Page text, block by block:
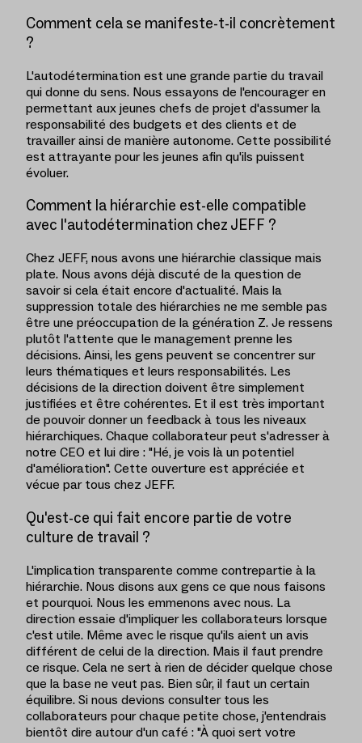
Comment cela se manifeste-t-il concrètement
?
L'autodétermination est une grande partie du travail
qui donne du sens. Nous essayons de l'encourager en
permettant aux jeunes chefs de projet d'assumer la
responsabilité des budgets et des clients et de
travailler ainsi de manière autonome. Cette possibilité
est attrayante pour les jeunes afin qu'ils puissent
évoluer.
Comment la hiérarchie est-elle compatible
avec l'autodétermination chez JEFF ?
Chez JEFF, nous avons une hiérarchie classique mais
plate. Nous avons déjà discuté de la question de
savoir si cela était encore d'actualité. Mais la
suppression totale des hiérarchies ne me semble pas
être une préoccupation de la génération Z. Je ressens
plutôt l'attente que le management prenne les
décisions. Ainsi, les gens peuvent se concentrer sur
leurs thématiques et leurs responsabilités. Les
décisions de la direction doivent être simplement
justifiées et être cohérentes. Et il est très important
de pouvoir donner un feedback à tous les niveaux
hiérarchiques. Chaque collaborateur peut s'adresser à
notre CEO et lui dire : "Hé, je vois là un potentiel
d'amélioration". Cette ouverture est appréciée et
vécue par tous chez JEFF.
Qu'est-ce qui fait encore partie de votre
culture de travail ?
L'implication transparente comme contrepartie à la
hiérarchie. Nous disons aux gens ce que nous faisons
et pourquoi. Nous les emmenons avec nous. La
direction essaie d'impliquer les collaborateurs lorsque
c'est utile. Même avec le risque qu'ils aient un avis
différent de celui de la direction. Mais il faut prendre
ce risque. Cela ne sert à rien de décider quelque chose
que la base ne veut pas. Bien sûr, il faut un certain
équilibre. Si nous devions consulter tous les
collaborateurs pour chaque petite chose, j'entendrais
bientôt dire autour d'un café : "À quoi sert votre